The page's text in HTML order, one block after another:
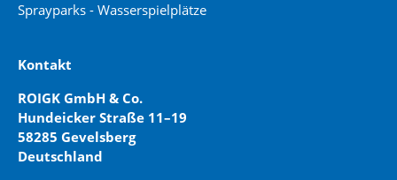
Sprayparks - Wasserspielplätze
Kontakt
ROIGK GmbH & Co.
Hundeicker Straße 11–19
58285 Gevelsberg
Deutschland